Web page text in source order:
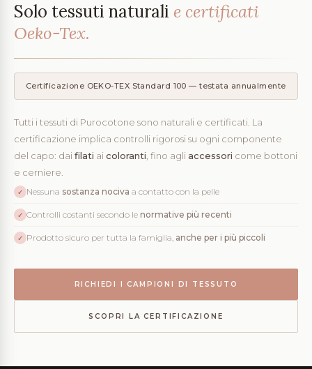
Solo tessuti naturali e certificati
Oeko-Tex.
Certificazione OEKO-TEX Standard 100 — testata annualmente
Tutti i tessuti di Purocotone sono naturali e certificati. La
certificazione implica controlli rigorosi su ogni componente
del capo: dai filati ai coloranti, fino agli accessori come bottoni
e cerniere.
✓ Nessuna sostanza nociva a contatto con la pelle
✓ Controlli costanti secondo le normative più recenti
✓ Prodotto sicuro per tutta la famiglia, anche per i più piccoli
RICHIEDI I CAMPIONI DI TESSUTO
SCOPRI LA CERTIFICAZIONE